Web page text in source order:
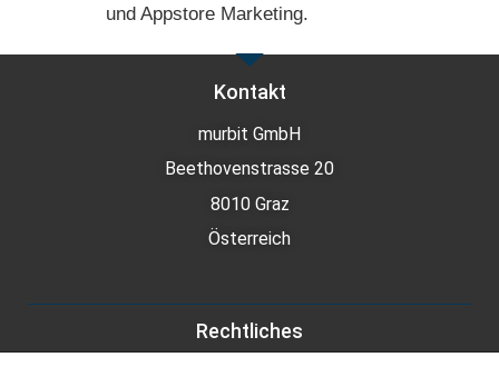
und Appstore Marketing.
Rechtliches
Kontakt
murbit GmbH
Beethovenstrasse 20
8010 Graz
Österreich